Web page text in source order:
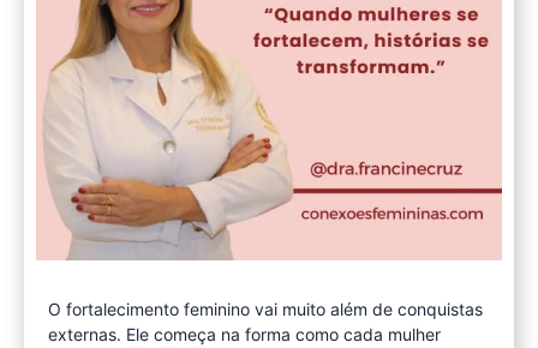
O fortalecimento feminino vai muito além de conquistas
externas. Ele começa na forma como cada mulher